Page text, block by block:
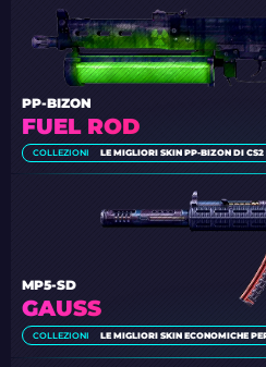
FUEL ROD
PP-BIZON
COLLEZIONI LE MIGLIORI SKIN PP-BIZON DI
GAUSS
MP5-SD
COLLEZIONI LE MIGLIORI SKIN ECONOMICHE